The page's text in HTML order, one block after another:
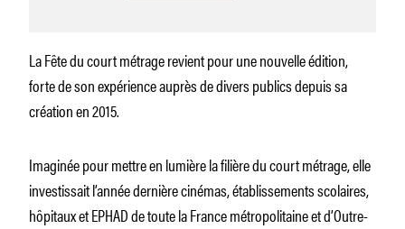
La Fête du court métrage revient pour une nouvelle édition,
forte de son expérience auprès de divers publics depuis sa
création en 2015.
Imaginée pour mettre en lumière la filière du court métrage, elle
investissait l’année dernière cinémas, établissements scolaires,
hôpitaux et EPHAD de toute la France métropolitaine et d’Outre-